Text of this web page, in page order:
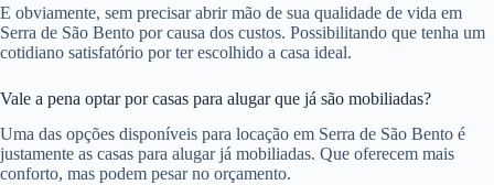
E obviamente, sem precisar abrir mão de sua qualidade de vida em
Serra de São Bento por causa dos custos. Possibilitando que tenha um
cotidiano satisfatório por ter escolhido a casa ideal.
Vale a pena optar por casas para alugar que já são mobiliadas?
Uma das opções disponíveis para locação em Serra de São Bento é
justamente as casas para alugar já mobiliadas. Que oferecem mais
conforto, mas podem pesar no orçamento.